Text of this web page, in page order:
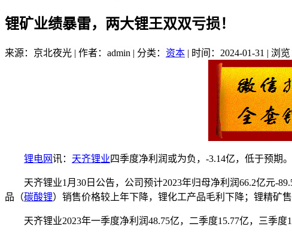
锂矿业绩暴雷，两大锂王双双亏损！
来源：京北夜光 | 作者：admin | 分类： 资本 | 时间：2024-01-31 | 浏
锂电网讯： 天齐锂业四季度净利润或为负，-3.14亿，低于预期。
天齐锂业1月30日公告，公司预计2023年归母净利润66.2亿元-
品（碳酸锂）销售价格较上年下降，锂化工产品毛利下降；锂精矿
天齐锂业2023年一季度净利润48.75亿，二季度15.77亿，三季度